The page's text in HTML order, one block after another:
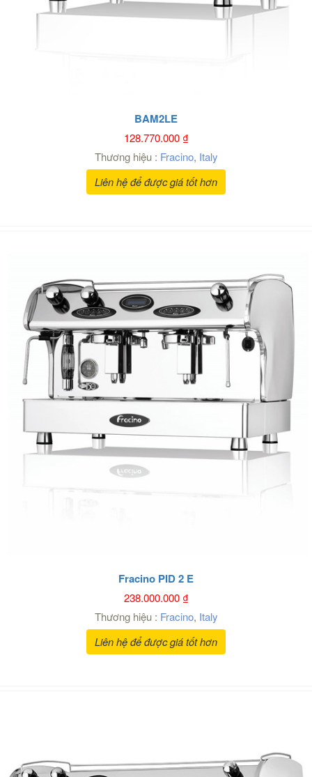
BAM2LE
128.770.000₫
Thương hiệu : Fracino, Italy
Liên hệ để được giá tốt hơn
Fracino PID 2 E
238.000.000₫
Thương hiệu : Fracino, Italy
Liên hệ để được giá tốt hơn